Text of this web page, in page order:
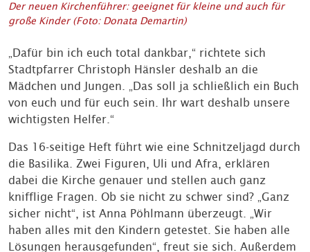
Der neuen Kirchenführer: geeignet für kleine und auch für
große Kinder (Foto: Donata Demartin)
„Dafür bin ich euch total dankbar,“ richtete sich
Stadtpfarrer Christoph Hänsler deshalb an die
Mädchen und Jungen. „Das soll ja schließlich ein Buch
von euch und für euch sein. Ihr wart deshalb unsere
wichtigsten Helfer.“
Das 16-seitige Heft führt wie eine Schnitzeljagd durch
die Basilika. Zwei Figuren, Uli und Afra, erklären
dabei die Kirche genauer und stellen auch ganz
knifflige Fragen. Ob sie nicht zu schwer sind? „Ganz
sicher nicht“, ist Anna Pöhlmann überzeugt. „Wir
haben alles mit den Kindern getestet. Sie haben alle
Lösungen herausgefunden“, freut sie sich. Außerdem